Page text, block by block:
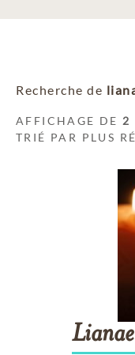
Recherche de
AFFICHAGE DE 2
TRIÉ PAR PLUS
Lianae